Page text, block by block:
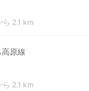
ら 2.1 km
高原線
ら 2.1 km